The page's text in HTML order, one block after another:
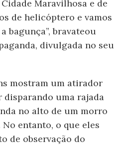
Maravilhosa e de
de helicóptero e vamos
bagunça”, bravateou
divulgada no seu
mostram um atirador
disparando uma rajada
no alto de um morro
entanto, o que eles
de observação do